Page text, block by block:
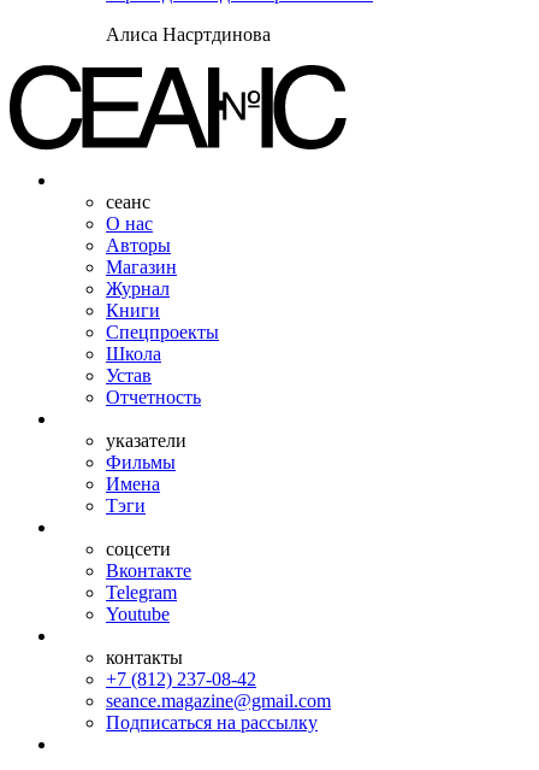
Алиса Насртдинова
сеанс
О нас
Авторы
Магазин
Журнал
Книги
Спецпроекты
Школа
Устав
Отчетность
указатели
Фильмы
Имена
Тэги
соцсети
Вконтакте
Telegram
Youtube
контакты
+7 (812) 237-08-42
seance.magazine@gmail.com
Подписаться на рассылку